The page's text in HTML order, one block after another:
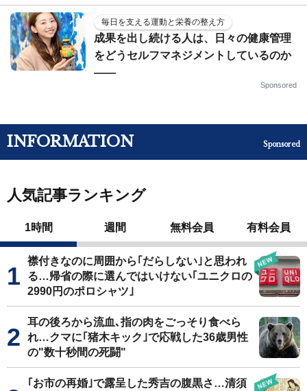
毎日を支える運動と栄養の整え方
成果を出し続ける人は、日々の健康管理
をどうセルフマネジメントしているのか
——
Sponsored
INFORMATION Sponsored
人気記事ランキング
1時間 週間 無料会員 有料会員
襟付きなのに周囲から｢だらしない｣と思われ
る…帰省の際に選んではいけない｢ユニクロの
2990円のポロシャツ｣
耳の後ろから流血､指の肉をごっそり食べら
れ…クマに｢猪木キック｣で応戦した36歳男性
の"数十秒間の死闘"
｢お市の再婚｣で露呈した秀吉の腹黒さ…清須